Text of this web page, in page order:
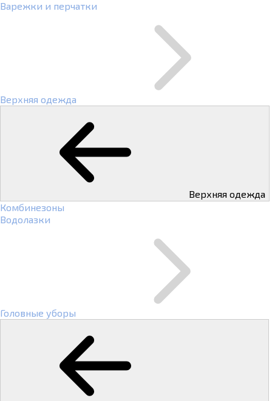
Варежки и перчатки
Верхняя одежда
Верхняя одежда
Комбинезоны
Водолазки
Головные уборы